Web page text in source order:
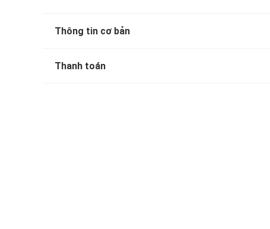
Thông tin cơ bản
Thanh toán